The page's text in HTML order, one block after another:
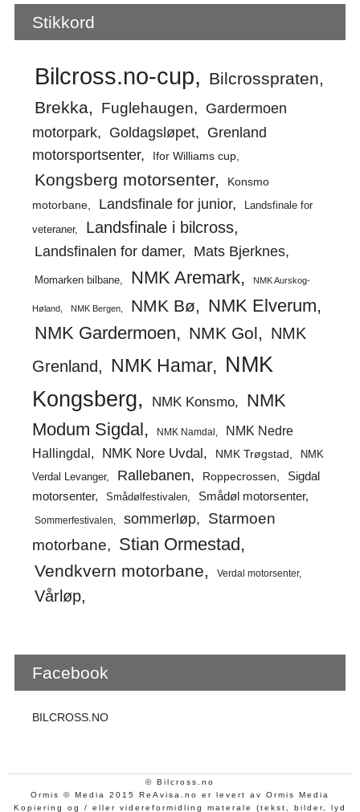
Stikkord
Bilcross.no-cup
Bilcrosspraten
Brekka
Fuglehaugen
Gardermoen
motorpark
Goldagsløpet
Grenland
motorsportsenter
Ifor Williams cup
Kongsberg motorsenter
Konsmo
motorbane
Landsfinale for junior
Landsfinale for
veteraner
Landsfinale i bilcross
Landsfinalen for damer Mats Bjerknes
Momarken bilbane NMK Aremark NMK Aurskog-
Høland NMK Bergen NMK Bø NMK Elverum
NMK Gardermoen NMK Gol
NMK
Grenland
NMK Hamar
NMK
Kongsberg
NMK Konsmo
NMK
Modum Sigdal
NMK Namdal
NMK Nedre
Hallingdal
NMK Nore Uvdal NMK Trøgstad
NMK
Verdal Levanger
Rallebanen Roppecrossen
Sigdal
motorsenter
Smådølfestivalen Smådøl motorsenter
Sommerfestivalen sommerløp
Starmoen
motorbane
Stian Ormestad
Vendkvern motorbane Verdal motorsenter
Vårløp
Facebook
BILCROSS.NO
© Bilcross.no
Ormis © Media 2015 ReAvisa.no er levert av Ormis Media
Kopiering og / eller videreformidling materale (tekst, bilder, lyd